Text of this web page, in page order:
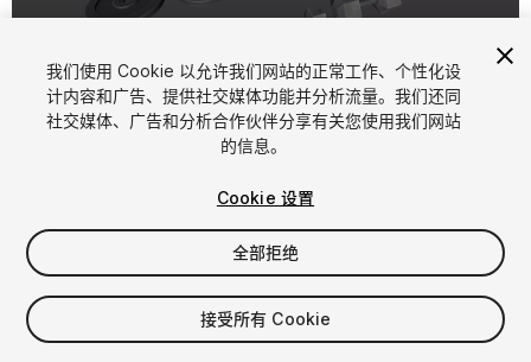
1/3
$9.99
增值税将在结算时计算
我们使用 Cookie 以允许我们网站的正常工作、个性化设
计内容和广告、提供社交媒体功能并分析流量。我们还同
社交媒体、广告和分析合作伙伴分享有关您使用我们网站
的信息。
Cookie 设置
全部拒绝
接受所有 Cookie